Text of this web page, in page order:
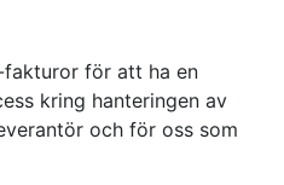
fakturor för att ha en
kring hanteringen av
och för oss som